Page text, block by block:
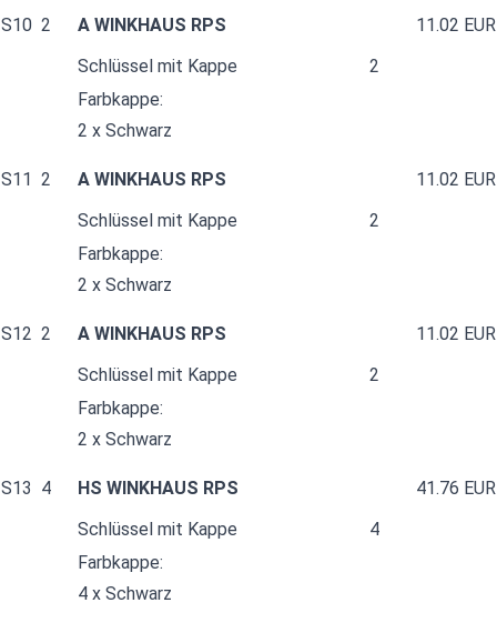
S10 2 A WINKHAUS RPS
11.02 EUR
Schlüssel mit Kappe
2
Farbkappe:
2 x Schwarz
S11 2 A WINKHAUS RPS
11.02 EUR
Schlüssel mit Kappe
2
Farbkappe:
2 x Schwarz
S12 2 A WINKHAUS RPS
11.02 EUR
Schlüssel mit Kappe
2
Farbkappe:
2 x Schwarz
S13 4 HS WINKHAUS RPS
41.76 EUR
Schlüssel mit Kappe
4
Farbkappe:
4 x Schwarz